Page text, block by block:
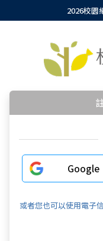
2026校園
Google
或者您也可以使用電子